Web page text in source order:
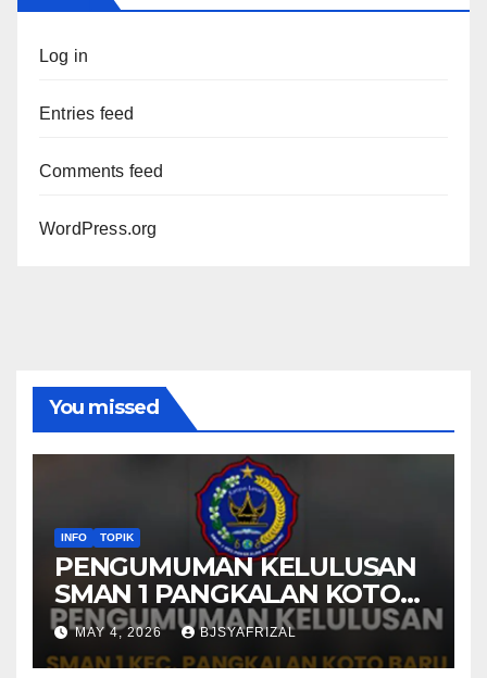
Log in
Entries feed
Comments feed
WordPress.org
You missed
INFO TOPIK
PENGUMUMAN KELULUSAN
SMAN 1 PANGKALAN KOTO
BARU TAHUN AJARAN 2025-
2026
MAY 4, 2026 BJSYAFRIZAL